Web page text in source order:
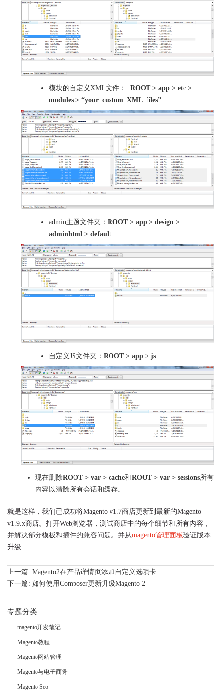
模块的自定义XML文件： ROOT > app > etc >
modules > “your_custom_XML_files”
admin主题文件夹： ROOT > app > design >
adminhtml > default
自定义JS文件夹： ROOT > app > js
现在删除ROOT > var > cache和ROOT > var > sessions所有
内容以清除所有会话和缓存。
就是这样，我们已成功将Magento v1.7商店更新到最新的Magento
v1.9.x商店。打开Web浏览器，测试商店中的每个细节和所有内容，
并解决部分模板和插件的兼容问题。并从magento管理面板验证版本
升级.
上一篇: Magento2在产品详情页添加自定义选项卡
下一篇: 如何使用Composer更新升级Magento 2
专题分类
magento开发笔记
Magento教程
Magento网站管理
Magento与电子商务
Magento Seo